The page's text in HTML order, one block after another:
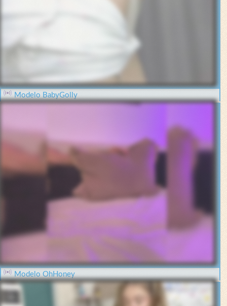
Modelo BabyGolly
Modelo OhHoney